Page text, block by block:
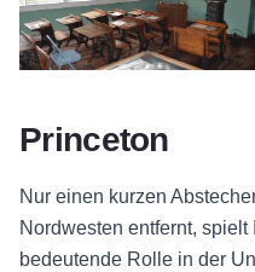
Princeton
Nur einen kurzen
Nordwesten entfernt,
bedeutende Rolle in der